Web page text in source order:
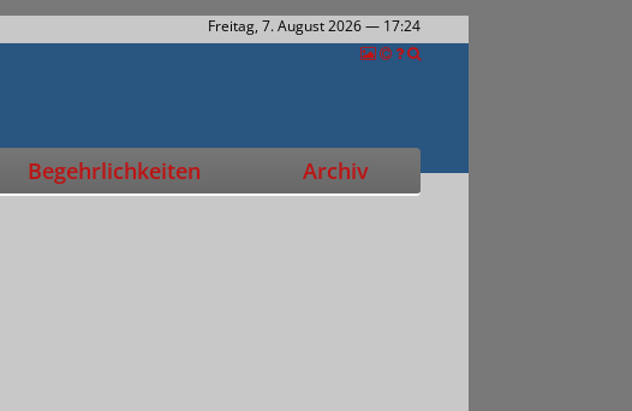
Freitag, 7. August 2026— 17:24
Begehrlichkeiten Archiv